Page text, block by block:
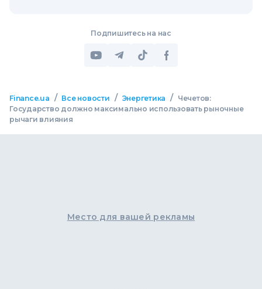
Подпишитесь на нас
Finance.ua / Все новости / Энергетика /
Чечетов:
Государство должно максимально использовать рыночные
рычаги влияния
Место для вашей рекламы